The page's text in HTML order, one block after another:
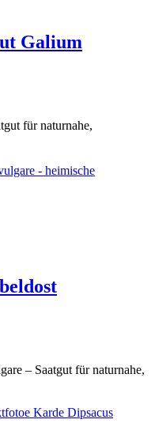
Galium
für naturnahe,
– Saatgut für naturnahe,